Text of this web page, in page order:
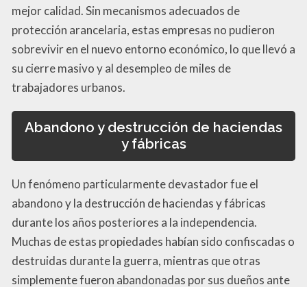
mejor calidad. Sin mecanismos adecuados de
protección arancelaria, estas empresas no pudieron
sobrevivir en el nuevo entorno económico, lo que llevó a
su cierre masivo y al desempleo de miles de
trabajadores urbanos.
Abandono y destrucción de haciendas
y fábricas
Un fenómeno particularmente devastador fue el
abandono y la destrucción de haciendas y fábricas
durante los años posteriores a la independencia.
Muchas de estas propiedades habían sido confiscadas o
destruidas durante la guerra, mientras que otras
simplemente fueron abandonadas por sus dueños ante